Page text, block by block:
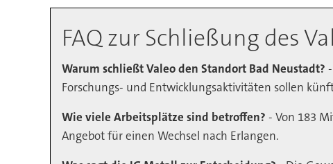
FAQ zur Schließung des
Warum schließt Valeo den Standort Bad Neustadt?
Forschungs- und Entwicklungsaktivitäten sollen
Wie viele Arbeitsplätze sind betroffen? - Von 183
Angebot für einen Wechsel nach Erlangen.